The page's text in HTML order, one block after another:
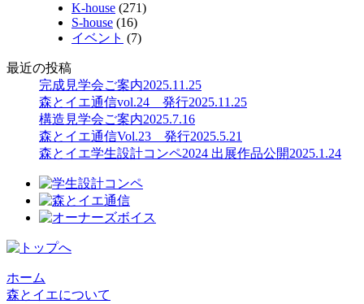
K-house (271)
S-house (16)
イベント (7)
最近の投稿
完成見学会ご案内2025.11.25
森とイエ通信vol.24 発行2025.11.25
構造見学会ご案内2025.7.16
森とイエ通信Vol.23 発行2025.5.21
森とイエ学生設計コンペ2024 出展作品公開2025.1.24
ホーム
森とイエについて